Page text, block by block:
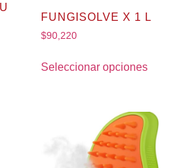
FUNGISOLVE X 1 L
$90,220
Seleccionar opciones